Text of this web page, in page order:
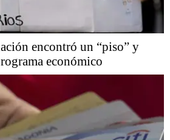
encontró un “piso” y
económico